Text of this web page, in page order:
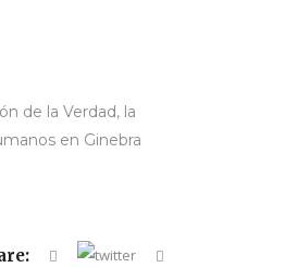
de la Verdad, la
en Ginebra